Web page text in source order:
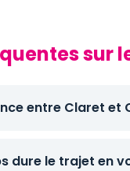
sur
entre Claret et
dure le trajet en